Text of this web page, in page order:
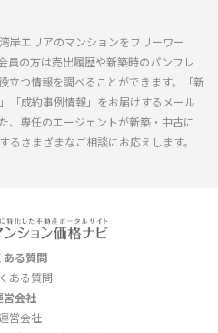
岸エリアのマンションをフリーワー
員の方は売出履歴や新築時のパンフレ
立つ情報を調べることができます。「新
「成約事例情報」をお届けするメール
、専任のエージェントが新築・中古に
さまざまなご相談にお応えします。
ある質問
ある質問
営会社
営会社